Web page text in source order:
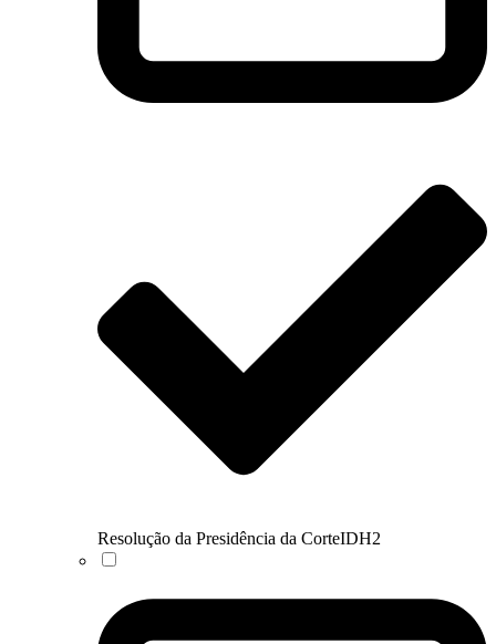
Resolução da Presidência da CorteIDH2